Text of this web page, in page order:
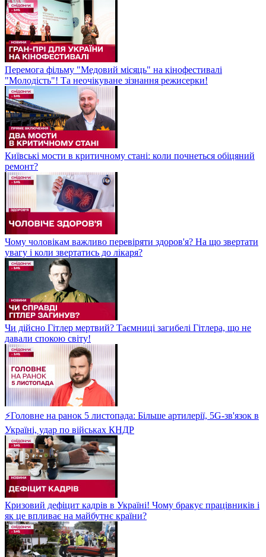
Перемога фільму "Медовий місяць" на кінофестивалі
"Молодість"! Та неочікуване зізнання режисерки!
Київські мости в критичному стані: коли почнеться обіцяний
ремонт?
Чому чоловікам важливо перевіряти здоров'я? На що звертати
увагу і коли звертатись до лікаря?
Чи дійсно Гітлер мертвий? Таємниці загибелі Гітлера, що не
давали спокою світу!
⚡Головне на ранок 5 листопада: Більше артилерії, 5G-зв'язок в
Україні, удар по військах КНДР
Кризовий дефіцит кадрів в Україні! Чому бракує працівників і
як це впливає на майбутнє країни?